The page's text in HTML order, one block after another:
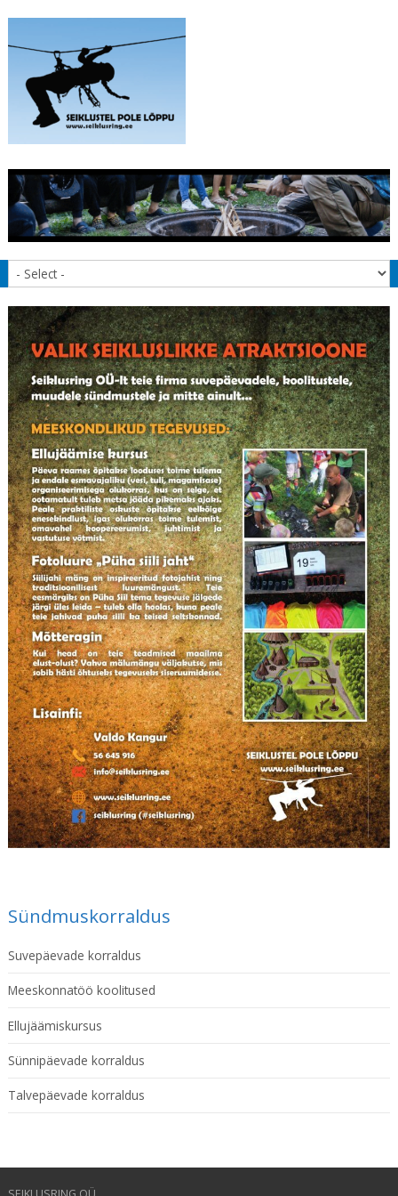
Sündmuskorraldus
Suvepäevade korraldus
Meeskonnatöö koolitused
Ellujäämiskursus
Sünnipäevade korraldus
Talvepäevade korraldus